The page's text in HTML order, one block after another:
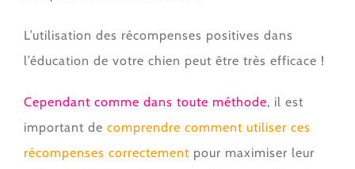
L’utilisation des récompenses positives dans
l’éducation de votre chien peut être très efficace !
Cependant comme dans toute méthode, il est
important de comprendre comment utiliser ces
récompenses correctement pour maximiser leur